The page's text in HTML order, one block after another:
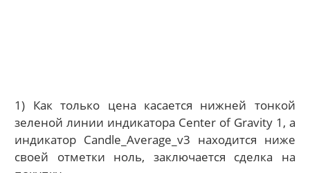
1) Как только цена касается нижней тонкой
зеленой линии индикатора Center of Gravity 1, а
индикатор Candle_Average_v3 находится ниже
своей отметки ноль, заключается сделка на